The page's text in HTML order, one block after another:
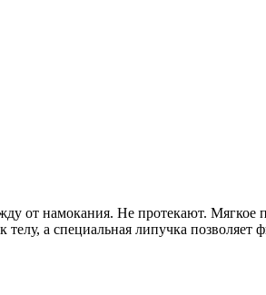
от намокания. Не протекают.
а специальная липучка позволяет